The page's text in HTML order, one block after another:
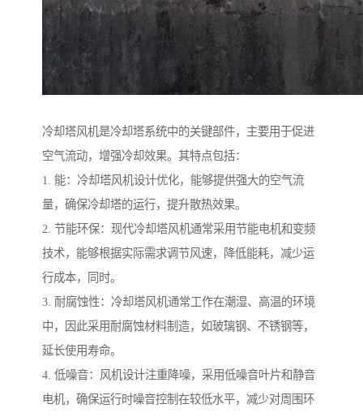
冷却塔风机是冷却塔系统中的关键部件，主要用于促进
空气流动，增强冷却效果。其特点包括：
1. 能：冷却塔风机设计优化，能够提供强大的空气流
量，确保冷却塔的运行，提升散热效果。
2. 节能环保：现代冷却塔风机通常采用节能电机和变频
技术，能够根据实际需求调节风速，降低能耗，减少运
行成本，同时。
3. 耐腐蚀性：冷却塔风机通常工作在潮湿、高温的环境
中，因此采用耐腐蚀材料制造，如玻璃钢、不锈钢等，
延长使用寿命。
4. 低噪音：风机设计注重降噪，采用低噪音叶片和静音
电机，确保运行时噪音控制在较低水平，减少对周围环